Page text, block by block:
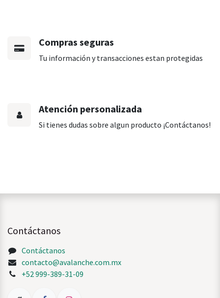
Compras seguras
Tu información y transacciones estan protegidas
Atención personalizada
Si tienes dudas sobre algun producto ¡Contáctanos!
Contáctanos
Contáctanos
contacto@avalanche.com.mx
+52 999-389-31-09